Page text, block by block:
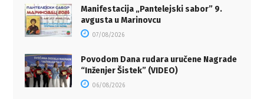
Manifestacija „Pantelejski sabor” 9.
avgusta u Marinovcu
07/08/2026
Povodom Dana rudara uručene Nagrade
“Inženjer Šistek” (VIDEO)
06/08/2026